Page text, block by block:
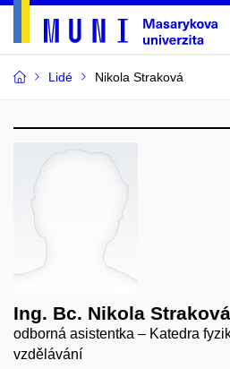
Lidé Nikola Straková
Ing. Bc. Nikola
odborná asistentka – Katedra
vzdělávání